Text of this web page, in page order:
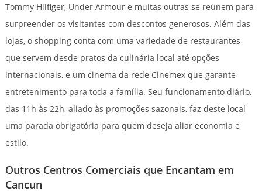
Tommy Hilfiger, Under Armour e muitas outras se reúnem para
surpreender os visitantes com descontos generosos. Além das
lojas, o shopping conta com uma variedade de restaurantes
que servem desde pratos da culinária local até opções
internacionais, e um cinema da rede Cinemex que garante
entretenimento para toda a família. Seu funcionamento diário,
das 11h às 22h, aliado às promoções sazonais, faz deste local
uma parada obrigatória para quem deseja aliar economia e
estilo.
Outros Centros Comerciais que Encantam em
Cancun